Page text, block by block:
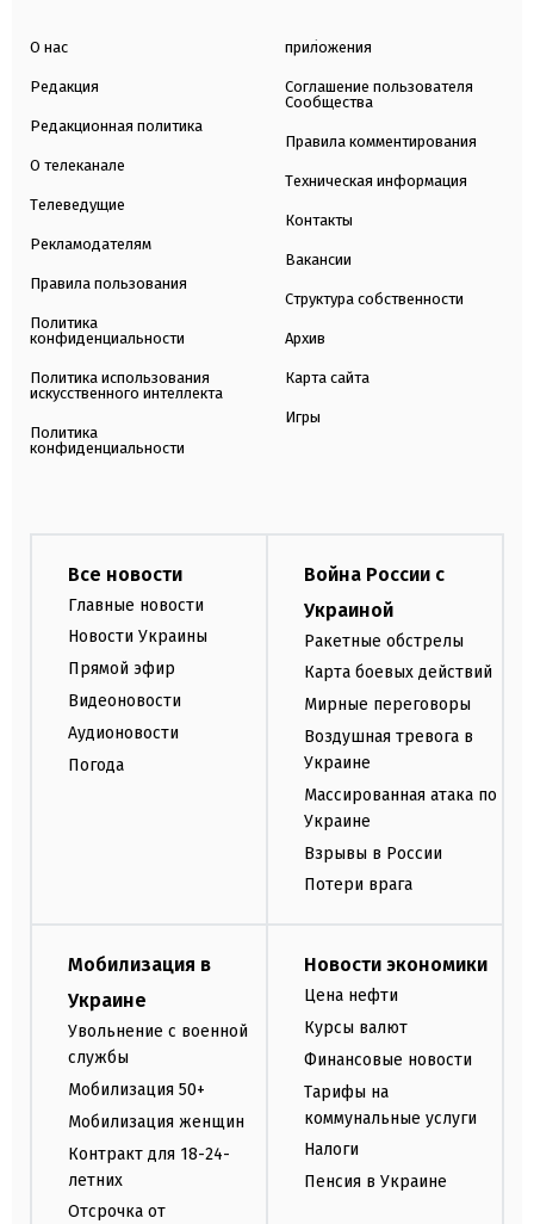
О нас
Редакция
Редакционная политика
О телеканале
Телеведущие
Рекламодателям
Правила пользования
Политика
конфиденциальности
Политика использования
искусственного интеллекта
Политика
конфиденциальности
приложения
Соглашение пользователя
Сообщества
Правила комментирования
Техническая информация
Контакты
Вакансии
Структура собственности
Архив
Карта сайта
Игры
Все новости
Главные новости
Новости Украины
Прямой эфир
Видеоновости
Аудионовости
Погода
Война России с
Украиной
Ракетные обстрелы
Карта боевых действий
Мирные переговоры
Воздушная тревога в
Украине
Массированная атака по
Украине
Взрывы в России
Потери врага
Мобилизация в
Украине
Увольнение с военной
службы
Мобилизация 50+
Мобилизация женщин
Контракт для 18-24-
летних
Отсрочка от
Новости экономики
Цена нефти
Курсы валют
Финансовые новости
Тарифы на
коммунальные услуги
Налоги
Пенсия в Украине